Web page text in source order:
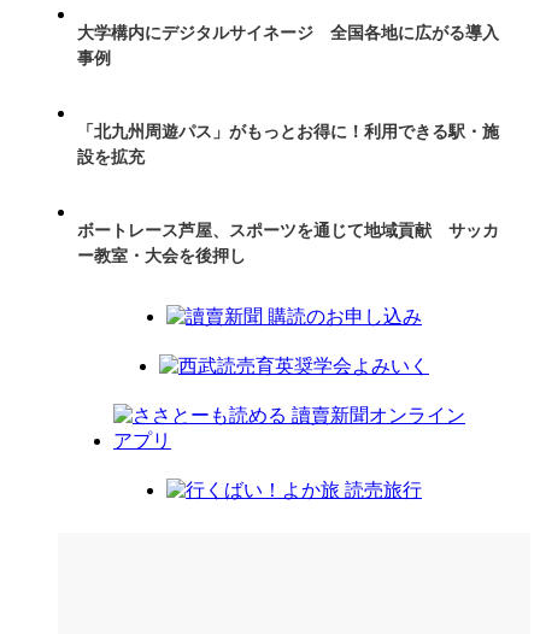
大学構内にデジタルサイネージ 全国各地に広がる導入
事例
「北九州周遊パス」がもっとお得に！利用できる駅・施
設を拡充
ボートレース芦屋、スポーツを通じて地域貢献 サッカ
ー教室・大会を後押し